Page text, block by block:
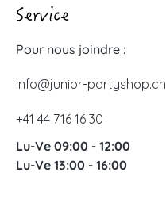
Service
Pour nous joindre :
info@junior-partyshop.ch
+41 44 716 16 30
Lu-Ve 09:00 - 12:00
Lu-Ve 13:00 - 16:00